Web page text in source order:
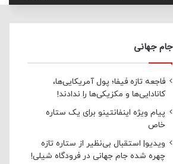
جام جهانی
فاجعه تازه فیفا؛ پول آمریکایی‌ها،
کانادایی‌ها و مکزیکی‌ها را ندادند!
پیام ویژه اینفانتینو برای یک ستاره
خاص
ویدیو| استقبال بی‌نظیر از ستاره تازه
چهره شده جام جهانی در فرودگاه شیلی!